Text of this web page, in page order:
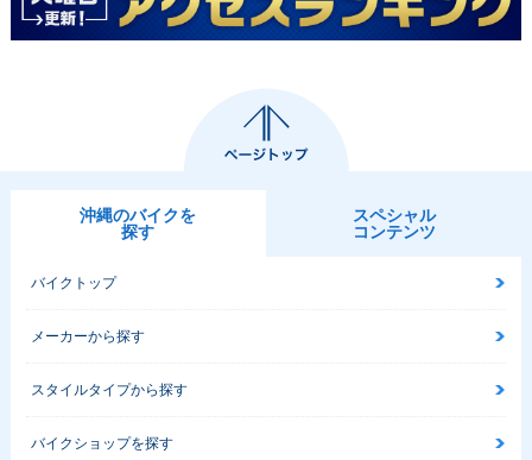
沖縄のバイクを
探す
スペシャル
コンテンツ
バイクトップ
メーカーから探す
スタイルタイプから探す
バイクショップを探す